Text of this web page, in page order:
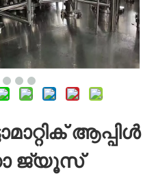
ആപ്പിൾ
ജ്യൂസ്